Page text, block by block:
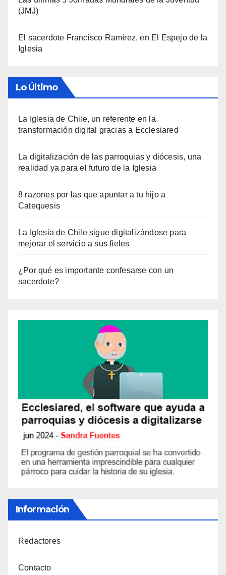
(JMJ)
El sacerdote Francisco Ramírez, en El Espejo de la
Iglesia
Lo Último
La Iglesia de Chile, un referente en la
transformación digital gracias a Ecclesiared
La digitalización de las parroquias y diócesis, una
realidad ya para el futuro de la Iglesia
8 razones por las que apuntar a tu hijo a
Catequesis
La Iglesia de Chile sigue digitalizándose para
mejorar el servicio a sus fieles
¿Por qué es importante confesarse con un
sacerdote?
Información
Redactores
Contacto